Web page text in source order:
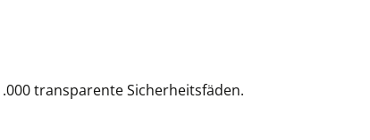
transparente Sicherheitsfäden.